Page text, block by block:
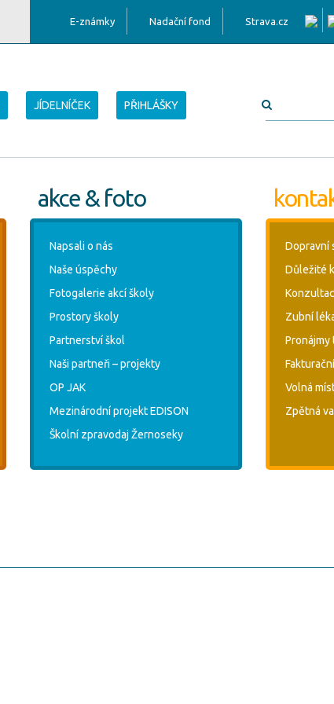
E-známky Nadační fond Strava.cz
JÍDELNÍČEK PŘIHLÁŠKY
akce & foto
Napsali o nás
Naše úspěchy
Fotogalerie akcí školy
Prostory školy
Partnerství škol
Naši partneři – projekty
OP JAK
Mezinárodní projekt EDISON
Školní zpravodaj Žernoseky
Dopravní
Důležité
Zubní
Pronájmy
Volná
Zpětná